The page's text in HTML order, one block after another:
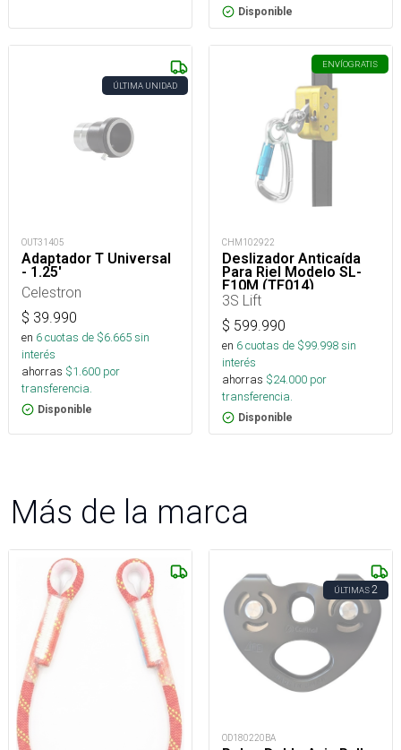
Disponible
ÚLTIMA UNIDAD
OUT31405
Adaptador T Universal
- 1.25'
Celestron
$ 39.990
en 6cuotas de $6.665sin
interés
ahorras $1.600 por
transferencia.
Disponible
ENVÍOGRATIS
CHM102922
Deslizador Anticaída
Para Riel Modelo SL-
F10M (TF014)
3S Lift
$ 599.990
en 6cuotas de $99.998sin
interés
ahorras $24.000 por
transferencia.
Disponible
Más de la marca
ÚLTIMAS2
OD180220BA